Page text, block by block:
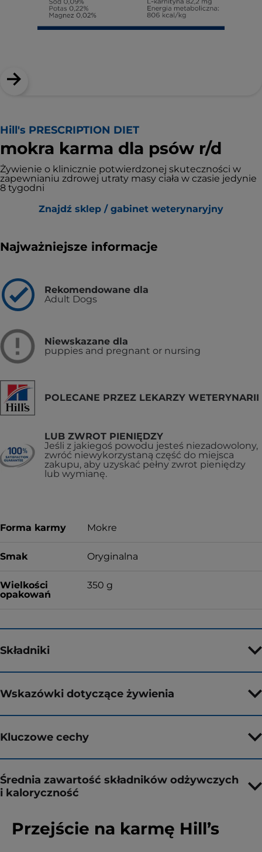
Hill's PRESCRIPTION DIET
mokra karma dla psów r/d
Żywienie o klinicznie potwierdzonej skuteczności w
zapewnianiu zdrowej utraty masy ciała w czasie jedynie
8 tygodni
Znajdź sklep / gabinet weterynaryjny
Najważniejsze informacje
Rekomendowane dla
Adult Dogs
Niewskazane dla
puppies and pregnant or nursing
POLECANE PRZEZ LEKARZY WETERYNARII
LUB ZWROT PIENIĘDZY
Jeśli z jakiegoś powodu jesteś niezadowolony,
zwróć niewykorzystaną część do miejsca
zakupu, aby uzyskać pełny zwrot pieniędzy
lub wymianę.
Forma karmy Mokre
Smak Oryginalna
Wielkości
opakowań
350 g
Składniki
Wskazówki dotyczące żywienia
Kluczowe cechy
Średnia zawartość składników odżywczych
i kaloryczność
Przejście na karmę Hill’s